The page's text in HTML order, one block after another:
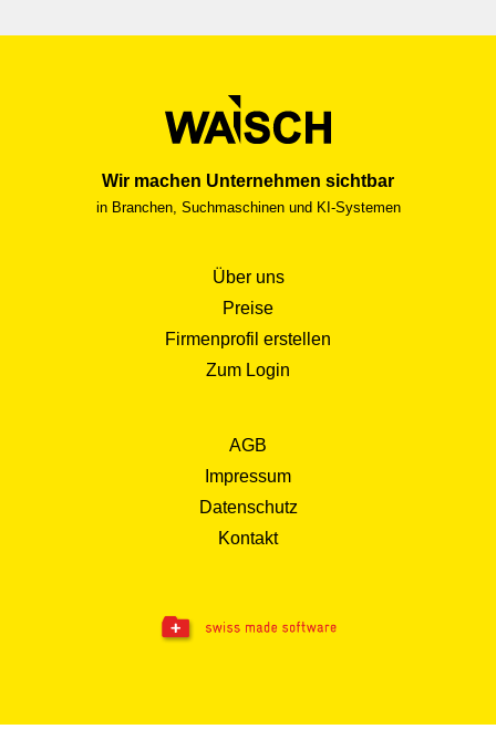
Wir machen Unternehmen sichtbar
in Branchen, Suchmaschinen und KI-Systemen
Über uns
Preise
Firmenprofil erstellen
Zum Login
AGB
Impressum
Datenschutz
Kontakt